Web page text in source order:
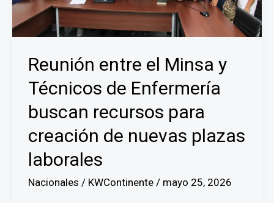
Reunión entre el Minsa y
Técnicos de Enfermería
buscan recursos para
creación de nuevas plazas
laborales
Nacionales / KWContinente / mayo 25, 2026